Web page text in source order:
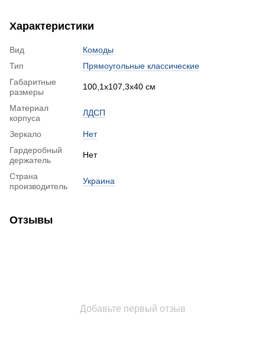
Характеристики
Вид
Комоды
Тип
Прямоугольные классические
Габаритные
размеры
100,1x107,3x40 см
Материал
корпуса
ЛДСП
Зеркало
Нет
Гардеробный
держатель
Нет
Страна
производитель
Украина
Отзывы
Добавьте первый отзыв